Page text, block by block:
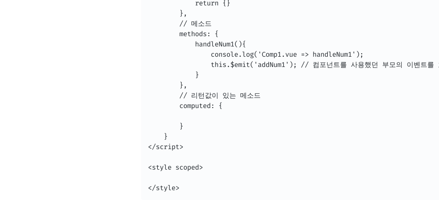
            return {}
        },
        // 메소드
        methods: {
            handleNum1(){
                console.log('Comp1.vue => handleNum1');
this.$emit('addNum1'); // 컴포넌트를 사용했던 부모의 이벤트를
            }
        },
        // 리턴값이 있는 메소드
        computed: {
        }
    }
</script>
<style scoped>
</style>